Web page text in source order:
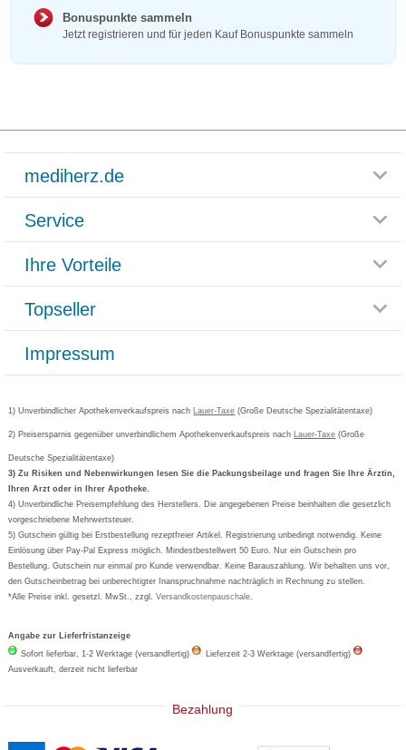
Bonuspunkte sammeln
Jetzt registrieren und für jeden Kauf Bonuspunkte sammeln
mediherz.de
Glossar
Häufig gestellte Fragen
Datenschutz
AGB
Cookie-Einstellungen
Vertrag widerrufen
Service
Rücksendemöglichkeit
Paketlieferstatus
Versandkosten
Bestellschein ausfüllen
Newsletteranmeldung
Ihre Vorteile
Rezeptlieferung
Bonusprogramm
Gutschein und Rabatte
Kundenbewertung
Topseller
Grippostad
Bepanthen
Formoline
Wick
Eucerin
Basica
Impressum
1) Unverbindlicher Apothekenverkaufspreis nach Lauer-Taxe (Große Deutsche Spezialitätentaxe)
2) Preisersparnis gegenüber unverbindlichem Apothekenverkaufspreis nach Lauer-Taxe (Große
Deutsche Spezialitätentaxe)
3) Zu Risiken und Nebenwirkungen lesen Sie die Packungsbeilage und fragen Sie Ihre Ärztin,
Ihren Arzt oder in Ihrer Apotheke.
4) Unverbindliche Preisempfehlung des Herstellers. Die angegebenen Preise beinhalten die gesetzlich
vorgeschriebene Mehrwertsteuer.
5) Gutschein gültig bei Erstbestellung rezeptfreier Artikel. Registrierung unbedingt notwendig. Keine
Einlösung über Pay-Pal Express möglich. Mindestbestellwert 50 Euro. Nur ein Gutschein pro
Bestellung. Gutschein nur einmal pro Kunde verwendbar. Keine Barauszahlung. Wir behalten uns vor,
den Gutscheinbetrag bei unberechtigter Inanspruchnahme nachträglich in Rechnung zu stellen.
*Alle Preise inkl. gesetzl. MwSt., zzgl.Versandkostenpauschale.
Angabe zur Lieferfristanzeige
Sofort lieferbar, 1-2 Werktage (versandfertig)
Lieferzeit 2-3 Werktage (versandfertig)
Ausverkauft, derzeit nicht lieferbar
Bezahlung